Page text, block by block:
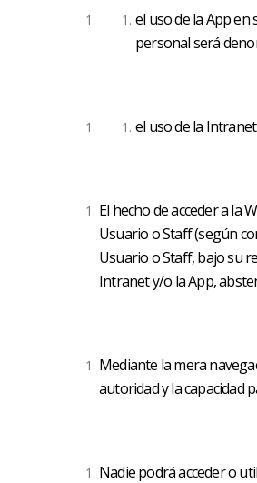
el uso de la App
personal será
el uso de la
El hecho de acceder a la
Usuario o Staff (según
Usuario o Staff, bajo su
Intranet y/o la App,
Mediante la mera
autoridad y la capacidad
Nadie podrá acceder o